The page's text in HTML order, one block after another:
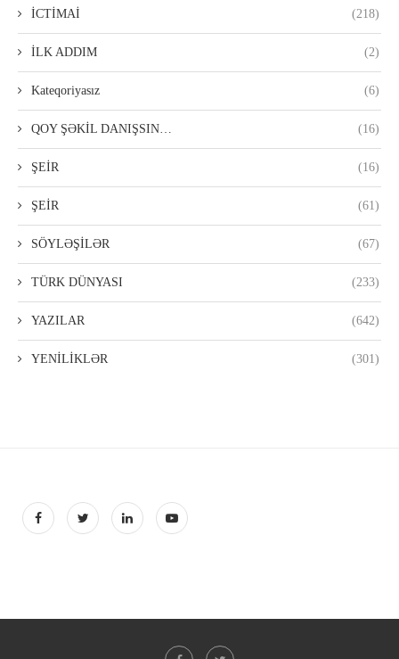
İCTİMAİ (218)
İLK ADDIM (2)
Kateqoriyasız (6)
QOY ŞƏKİL DANIŞSIN… (16)
ŞEİR (16)
ŞEİR (61)
SÖYLƏŞİLƏR (67)
TÜRK DÜNYASI (233)
YAZILAR (642)
YENİLİKLƏR (301)